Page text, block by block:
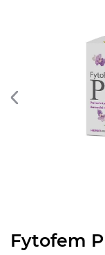
Fytofem